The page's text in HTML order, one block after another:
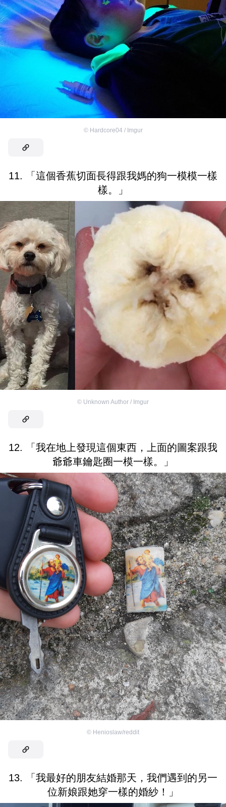
© Hardcore04 / Imgur
11. 「這個香蕉切面長得跟我媽的狗一模模一樣
樣。」
© Unknown Author / Imgur
12. 「我在地上發現這個東西，上面的圖案跟我
爺爺車鑰匙圈一模一樣。」
© Henioslaw/reddit
13. 「我最好的朋友結婚那天，我們遇到的另一
位新娘跟她穿一樣的婚紗！」